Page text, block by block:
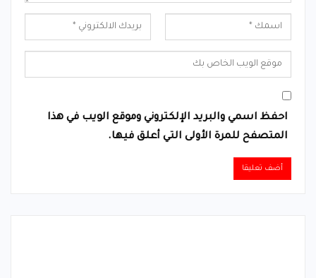
احفظ اسمي والبريد الإلكتروني وموقع الويب في هذا
المتصفح للمرة الأولى التي أعلق فيها.